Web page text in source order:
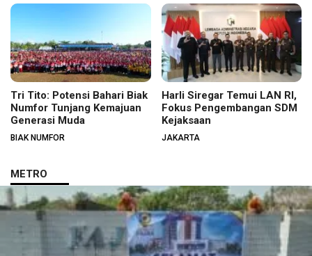
Tri Tito: Potensi Bahari Biak
Numfor Tunjang Kemajuan
Generasi Muda
BIAK NUMFOR
Harli Siregar Temui LAN RI,
Fokus Pengembangan SDM
Kejaksaan
JAKARTA
METRO